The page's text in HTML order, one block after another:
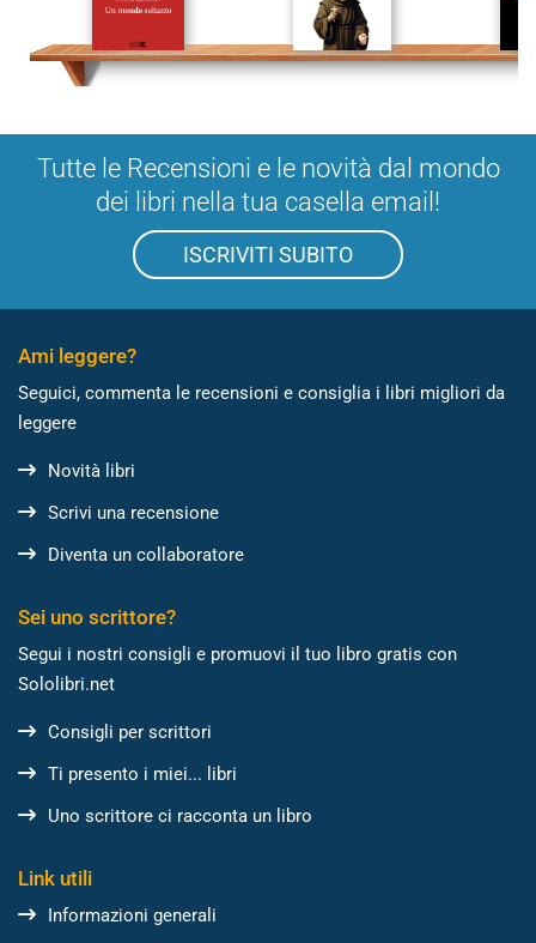
Tutte le Recensioni e le novità dal mondo
dei libri nella tua casella email!
ISCRIVITI SUBITO
Ami leggere?
Seguici, commenta le recensioni e consiglia i libri migliori da
leggere
Novità libri
Scrivi una recensione
Diventa un collaboratore
Sei uno scrittore?
Segui i nostri consigli e promuovi il tuo libro gratis con
Sololibri.net
Consigli per scrittori
Ti presento i miei... libri
Uno scrittore ci racconta un libro
Link utili
Informazioni generali